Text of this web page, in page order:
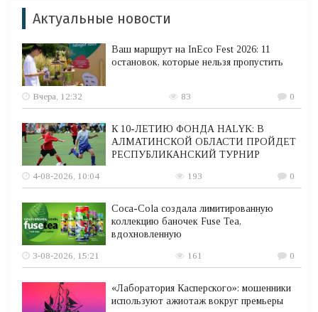
Актуальные новости
Ваш маршрут на InEco Fest 2026: 11
остановок, которые нельзя пропустить
Вчера, 12:32 83 0
К 10-ЛЕТИЮ ФОНДА HALYK: В
АЛМАТИНСКОЙ ОБЛАСТИ ПРОЙДЕТ
РЕСПУБЛИКАНСКИЙ ТУРНИР
4-08-2026, 10:04
193 0
Coca-Cola создала лимитированную
коллекцию баночек Fuse Tea,
вдохновленную
3-08-2026, 15:21
161 0
«Лаборатория Касперского»: мошенники
используют ажиотаж вокруг премьеры